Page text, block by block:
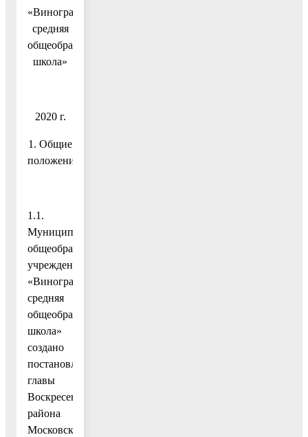
«Виноградовская
средняя
общеобразовательная
школа»
2020 г.
1. Общие
положения
1.1.
Муниципальное
общеобразовательное
учреждение
«Виноградовская
средняя
общеобразовательная
школа»
создано
постановлением
главы
Воскресенского
района
Московской